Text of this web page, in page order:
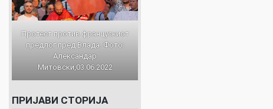
Протест против францускиот
предлог пред Влада. Фото:
Александар
Митовски,03.06.2022
ПРИЈАВИ СТОРИЈА